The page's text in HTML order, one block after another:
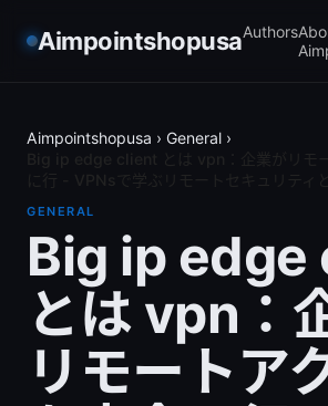
AimpointshopusaAuthors
Aimpointshopusa › General ›
GENERAL
Big ip
とは vpn：
リモートア